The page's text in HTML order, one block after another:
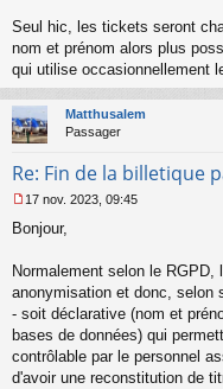
Seul hic, les tickets seront
nom et prénom alors plus
qui utilise occasionnellement
Matthusalem
Passager
Re: Fin de la billetique
e
s
g
e
n
o
n
17 nov. 2023, 09:45
Bonjour,
Normalement selon le
anonymisation et donc, selon
- soit déclarative (nom et
bases de données) qui
contrôlable par le personnel
d'avoir une reconstitution de